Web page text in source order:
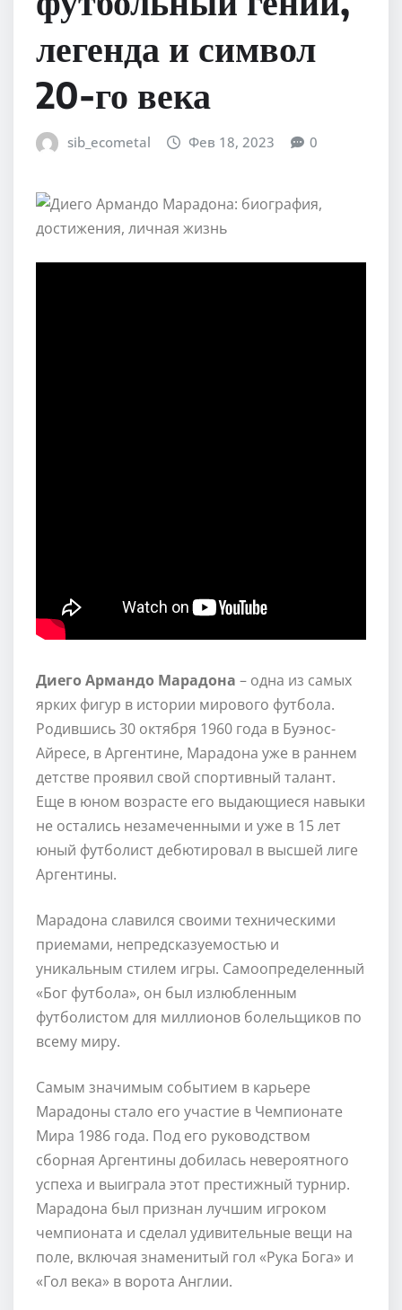
легенда и символ
20-го века
sib_ecometal Фев 18, 2023 0
Диего Армандо Марадона – одна из самых
ярких фигур в истории мирового футбола.
Родившись 30 октября 1960 года в Буэнос-
Айресе, в Аргентине, Марадона уже в раннем
детстве проявил свой спортивный талант.
Еще в юном возрасте его выдающиеся навыки
не остались незамеченными и уже в 15 лет
юный футболист дебютировал в высшей лиге
Аргентины.
Марадона славился своими техническими
приемами, непредсказуемостью и
уникальным стилем игры. Самоопределенный
«Бог футбола», он был излюбленным
футболистом для миллионов болельщиков по
всему миру.
Самым значимым событием в карьере
Марадоны стало его участие в Чемпионате
Мира 1986 года. Под его руководством
сборная Аргентины добилась невероятного
успеха и выиграла этот престижный турнир.
Марадона был признан лучшим игроком
чемпионата и сделал удивительные вещи на
поле, включая знаменитый гол «Рука Бога» и
«Гол века» в ворота Англии.